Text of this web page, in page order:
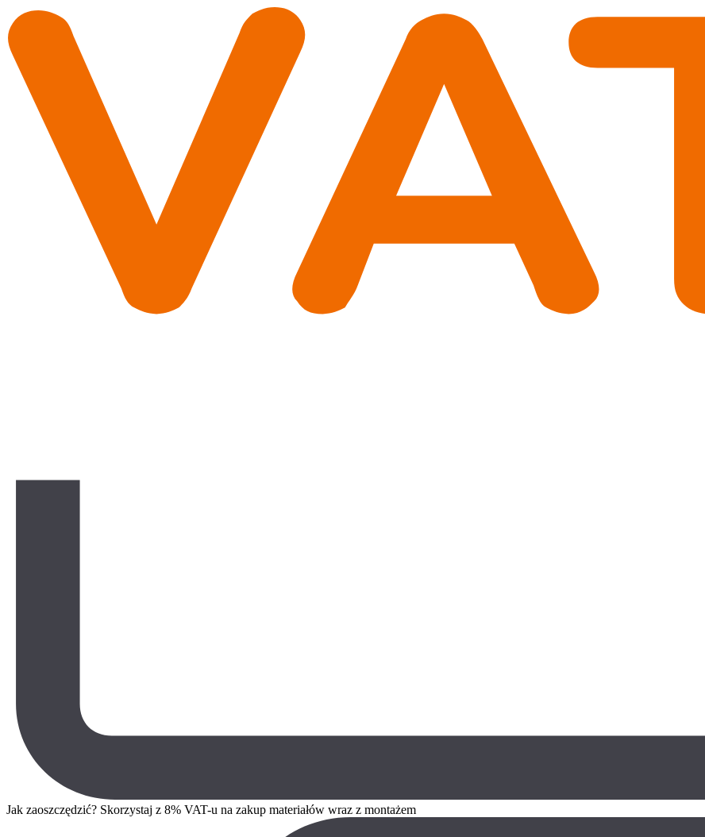
Jak zaoszczędzić? Skorzystaj z 8% VAT-u na zakup materiałów wraz z montażem